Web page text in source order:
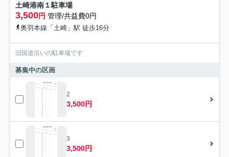
土崎港南１駐車場
3,500円 管理/共益費0円
奥羽本線「土崎」駅 徒歩16分
旧国道沿いの駐車場です
募集中の区画
2
3,500円
3
3,500円